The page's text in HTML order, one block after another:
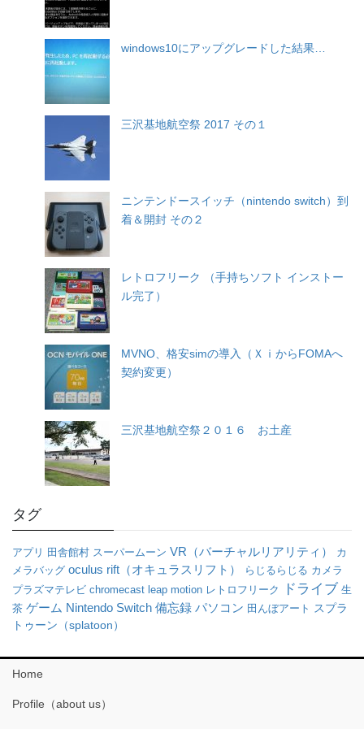
windows10にアップグレードした結果…
三沢基地航空祭 2017 その１
ニンテンドースイッチ（nintendo switch）到
着＆開封 その２
レトロフリーク （手持ちソフト インストー
ル完了）
MVNO、格安simの導入（ＸｉからFOMAへ
契約変更）
三沢基地航空祭２０１６ お土産
タグ
アプリ 田舎館村 スーパームーン VR（バーチャルリアリティ）
カ
メラバッグ oculus rift（オキュラスリフト） らじるらじる カメラ
プラズマテレビ chromecast leap motion レトロフリーク ドライブ 生
茶 ゲーム Nintendo Switch 備忘録 パソコン 田んぼアート スプラ
トゥーン（splatoon）
Home
Profile（about us）